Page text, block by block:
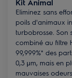
Kit Animal
Eliminez sans
poils d'animaux
turbobrosse. Son
combiné au filtre
99,999%* des
0,3 μm, mais en
mauvaises